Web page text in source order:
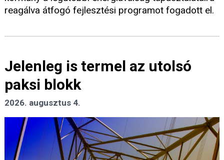
reagálva átfogó fejlesztési programot fogadott el.
Jelenleg is termel az utolsó
paksi blokk
2026. augusztus 4.